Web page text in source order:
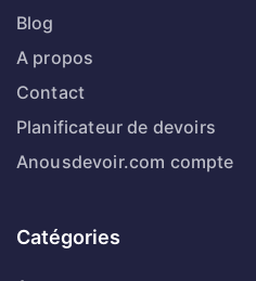
Blog
A propos
Contact
Planificateur de devoirs
Anousdevoir.com compte
Catégories